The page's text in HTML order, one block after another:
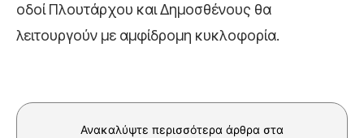
οδοί Πλουτάρχου και Δημοσθένους θα
λειτουργούν με αμφίδρομη κυκλοφορία.
Ανακαλύψτε περισσότερα άρθρα στα